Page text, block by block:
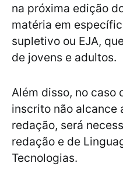
na próxima edição
matéria em
supletivo ou EJA,
de jovens e adultos.
Além disso, no caso
inscrito não alcance
redação, será
redação e de
Tecnologias.